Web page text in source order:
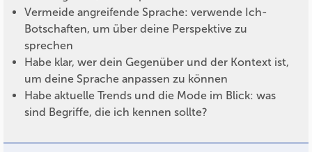
Vermeide angreifende Sprache: verwende Ich-
Botschaften, um über deine Perspektive zu
sprechen
Habe klar, wer dein Gegenüber und der Kontext ist,
um deine Sprache anpassen zu können
Habe aktuelle Trends und die Mode im Blick: was
sind Begriffe, die ich kennen sollte?